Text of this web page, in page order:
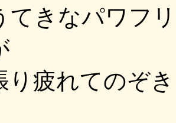
てきなパワフ
り疲れてのぞ